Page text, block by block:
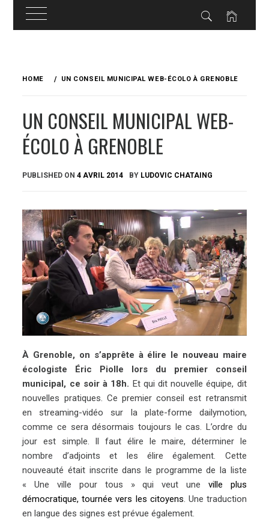
HOME UN CONSEIL MUNICIPAL WEB-ÉCOLO À GRENOBLE
UN CONSEIL MUNICIPAL WEB-
ÉCOLO À GRENOBLE
PUBLISHED ON4 AVRIL 2014 BY LUDOVIC CHATAING
À Grenoble, on s’apprête à élire le nouveau maire
écologiste Éric Piolle lors du premier conseil
municipal, ce soir à 18h. Et qui dit nouvelle équipe, dit
nouvelles pratiques. Ce premier conseil est retransmit
en streaming-vidéo sur la plate-forme dailymotion,
comme ce sera désormais toujours le cas. L’ordre du
jour est simple. Il faut élire le maire, déterminer le
nombre d’adjoints et les élire également. Cette
nouveauté était inscrite dans le programme de la liste
« Une ville pour tous » qui veut une ville plus
démocratique, tournée vers les citoyens. Une traduction
en langue des signes est prévue également.